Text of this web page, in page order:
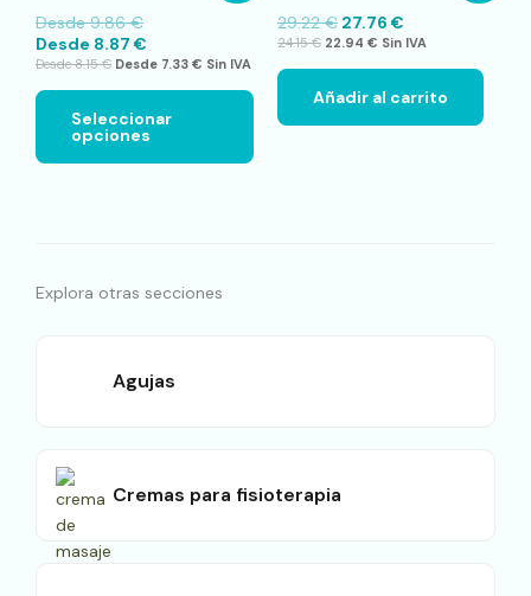
Desde9.86€
Desde 8.87 €
Desde8.15€ Desde 7.33 € Sin IVA
Seleccionar
opciones
opciones
pueden
elegir
página
29.22€ 27.76 €
24.15€ 22.94 € Sin IVA
Añadir al carrito
Explora otras secciones
Agujas
Cremas para fisioterapia